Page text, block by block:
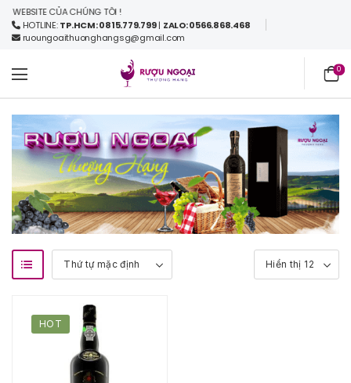
CỦA CHÚNG TÔI !
HOTLINE:TP.HCM: 0815.779.799| ZALO: 0566.868.468
ruoungoaithuonghangsg@gmail.com
0
HOT